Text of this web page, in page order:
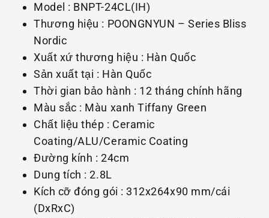
Model : BNPT-24CL(IH)
Thương hiệu : POONGNYUN – Series Bliss
Nordic
Xuất xứ thương hiệu : Hàn Quốc
Sản xuất tại : Hàn Quốc
Thời gian bảo hành : 12 tháng chính hãng
Màu sắc : Màu xanh Tiffany Green
Chất liệu thép : Ceramic
Coating/ALU/Ceramic Coating
Đường kính : 24cm
Dung tích : 2.8L
Kích cỡ đóng gói : 312x264x90 mm/cái
(DxRxC)